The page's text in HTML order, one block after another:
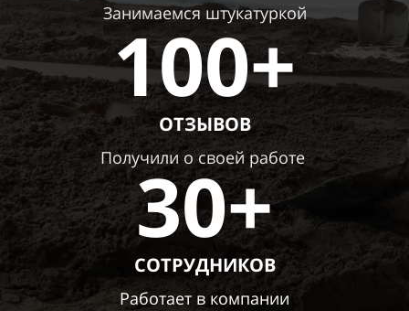
Занимаемся штукатуркой
100+
ОТЗЫВОВ
Получили о своей работе
30+
СОТРУДНИКОВ
Работает в компании